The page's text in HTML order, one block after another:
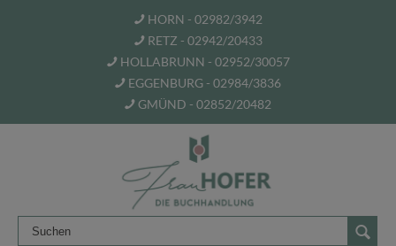
HORN - 02982/3942
RETZ - 02942/20433
HOLLABRUNN - 02952/30057
EGGENBURG - 02984/3836
GMÜND - 02852/20482